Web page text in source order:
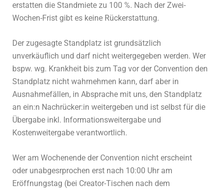
erstatten die Standmiete zu 100 %. Nach der Zwei-
Wochen-Frist gibt es keine Rückerstattung.
Der zugesagte Standplatz ist grundsätzlich
unverkäuflich und darf nicht weitergegeben werden. Wer
bspw. wg. Krankheit bis zum Tag vor der Convention den
Standplatz nicht wahrnehmen kann, darf aber in
Ausnahmefällen, in Absprache mit uns, den Standplatz
an ein:n Nachrücker:in weitergeben und ist selbst für die
Übergabe inkl. Informationsweitergabe und
Kostenweitergabe verantwortlich.
Wer am Wochenende der Convention nicht erscheint
oder unabgesrprochen erst nach 10:00 Uhr am
Eröffnungstag (bei Creator-Tischen nach dem